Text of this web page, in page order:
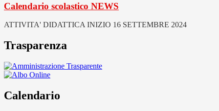
Calendario scolastico NEWS
ATTIVITA' DIDATTICA INIZIO 16 SETTEMBRE 2024
Trasparenza
Calendario